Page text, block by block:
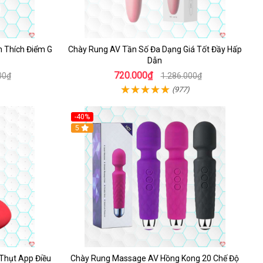
Thích Điểm G
Chày Rung AV Tần Số Đa Dạng Giá Tốt Đầy Hấp
Dẫn
720.000₫ 1.286.000₫
(977)
App Điều
-40%
5
Chày Rung Massage AV Hồng Kong 20 Chế Độ